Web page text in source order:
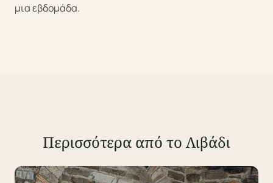
μια εβδομάδα.
Περισσότερα από το Λιβάδι